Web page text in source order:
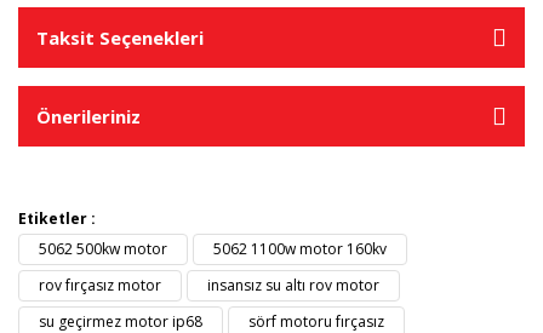
Taksit Seçenekleri
Önerileriniz
Etiketler :
5062 500kw motor
5062 1100w motor 160kv
rov fırçasız motor
insansız su altı rov motor
su geçirmez motor ip68
sörf motoru fırçasız